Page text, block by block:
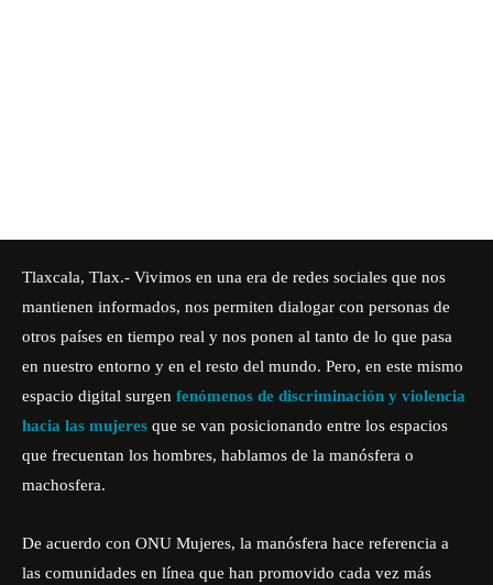
Tlaxcala, Tlax.- Vivimos en una era de redes sociales que nos
mantienen informados, nos permiten dialogar con personas de
otros países en tiempo real y nos ponen al tanto de lo que pasa
en nuestro entorno y en el resto del mundo. Pero, en este mismo
espacio digital surgen fenómenos de discriminación y violencia
hacia las mujeres que se van posicionando entre los espacios
que frecuentan los hombres, hablamos de la manósfera o
machosfera.
De acuerdo con ONU Mujeres, la manósfera hace referencia a
las comunidades en línea que han promovido cada vez más